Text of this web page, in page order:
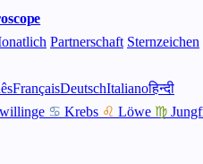
Partnerschaft Sternzeichen
FrançaisDeutschItalianoहिन्दी
♋ Krebs ♌ Löwe ♍